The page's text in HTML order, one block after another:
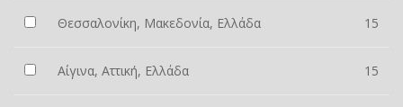
Θεσσαλονίκη, Μακεδονία, Ελλάδα 15
Αίγινα, Αττική, Ελλάδα 15